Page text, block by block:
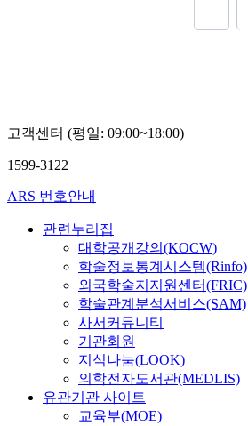
고객센터 (평일: 09:00~18:00)
1599-3122
ARS 번호안내
관련누리집
대학공개강의(KOCW)
학술정보통계시스템(Rinfo)
외국학술지지원센터(FRIC)
학술관계분석서비스(SAM)
사서커뮤니티
기관회원
지식나눔(LOOK)
의학전자도서관(MEDLIS)
유관기관 사이트
교육부(MOE)